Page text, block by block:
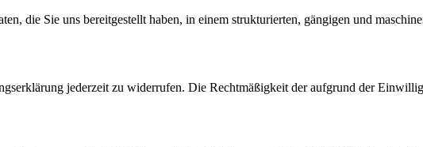
die Sie uns bereitgestellt haben, in einem strukturierten, gängigen und
jederzeit zu widerrufen. Die Rechtmäßigkeit der aufgrund der